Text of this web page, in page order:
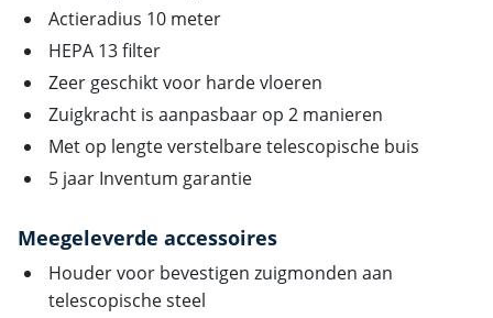
Actieradius 10 meter
HEPA 13 filter
Zeer geschikt voor harde vloeren
Zuigkracht is aanpasbaar op 2 manieren
Met op lengte verstelbare telescopische buis
5 jaar Inventum garantie
Meegeleverde accessoires
Houder voor bevestigen zuigmonden aan
telescopische steel